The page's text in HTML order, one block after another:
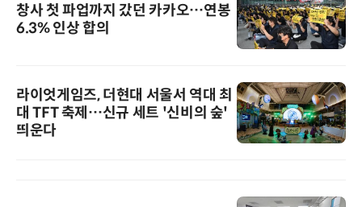
창사 첫 파업까지 갔던 카카오…연봉
6.3% 인상 합의
라이엇게임즈, 더현대 서울서 역대 최
대 TFT 축제…신규 세트 '신비의 숲'
띄운다